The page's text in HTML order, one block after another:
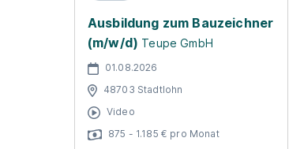
Ausbildung zum Bauzeichner
(m/w/d) Teupe GmbH
01.08.2026
48703 Stadtlohn
Video
875 - 1.185 € pro Monat